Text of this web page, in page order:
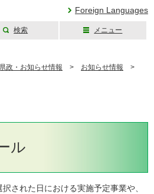
Foreign Languages
検索 メニュー
県政・お知らせ情報 > お知らせ情報 >
ル
された日における実施予定事業や、